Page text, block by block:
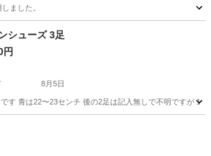
ました。
グローブ
シューズ 3足
円
8月5日
す 青は22〜23センチ 後の2足は記入無しで不明ですが